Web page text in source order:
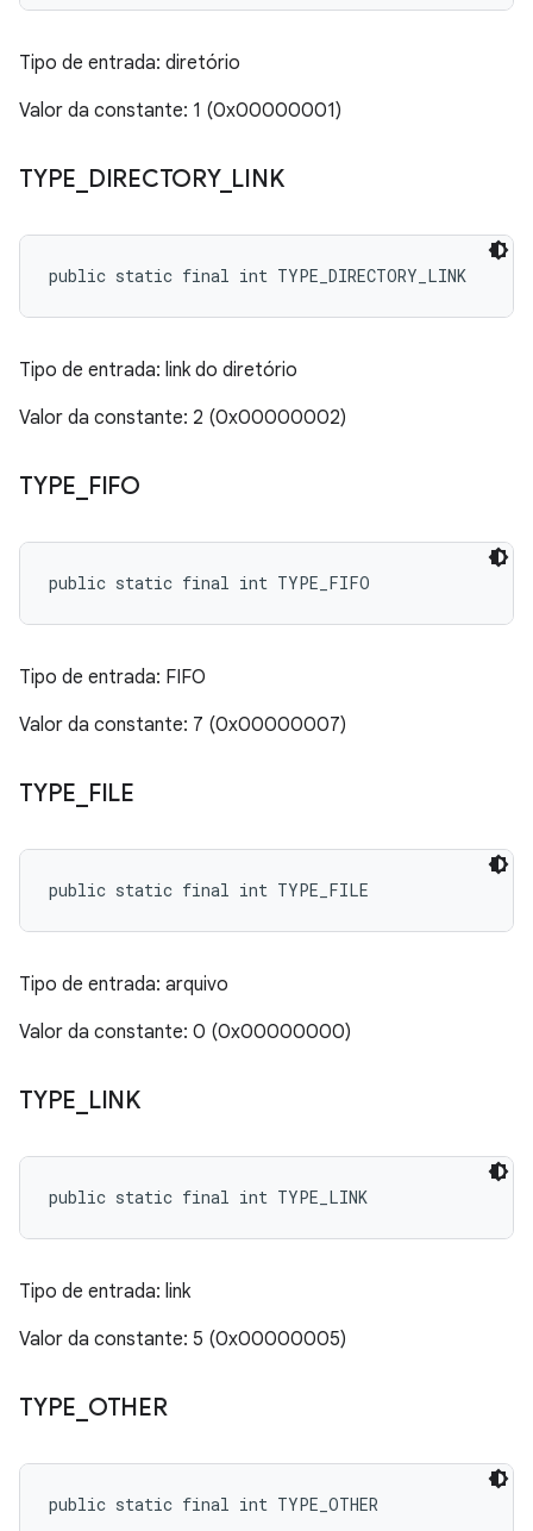
Tipo de entrada: diretório
Valor da constante: 1 (0x00000001)
TYPE DIRECTORY_ LINK
public static final int TYPE_DIRECTORY_LINK
Tipo de entrada: link do diretório
Valor da constante: 2 (0x00000002)
TYPE FIFO
public static final int TYPE_FIFO
Tipo de entrada: FIFO
Valor da constante: 7 (0x00000007)
TYPE FILE
public static final int TYPE_FILE
Tipo de entrada: arquivo
Valor da constante: 0 (0x00000000)
TYPE LINK
public static final int TYPE_LINK
Tipo de entrada: link
Valor da constante: 5 (0x00000005)
TYPE OTHER
public static final int TYPE_OTHER